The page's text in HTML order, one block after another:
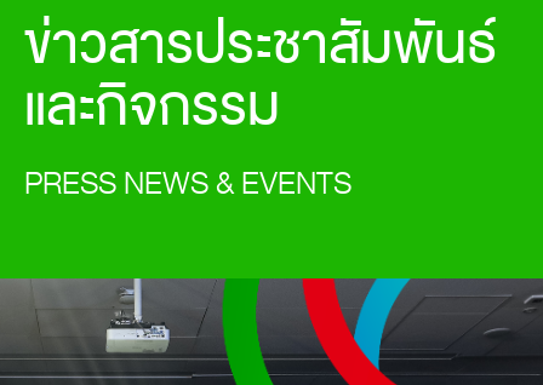
ข่าวสารประชาสัมพันธ์
และกิจกรรม
PRESS NEWS & EVENTS